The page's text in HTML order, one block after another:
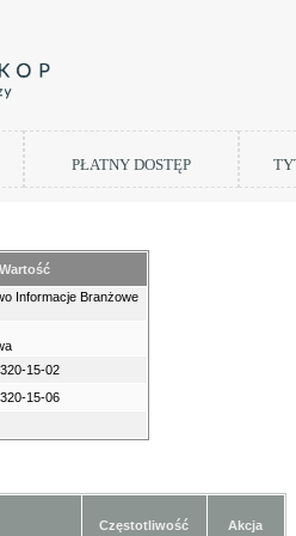
PŁATNY DOSTĘP
Wartość
Informacje Branżowe
15-02
15-06
Częstotliwość Akcja